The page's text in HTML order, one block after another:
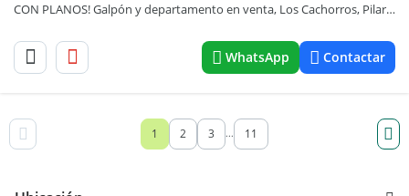
CON PLANOS! Galpón y departamento en venta, Los Cachorros, Pilar. ¡Excelente ubicación!
WhatsApp Contactar
1 2 3 ... 11